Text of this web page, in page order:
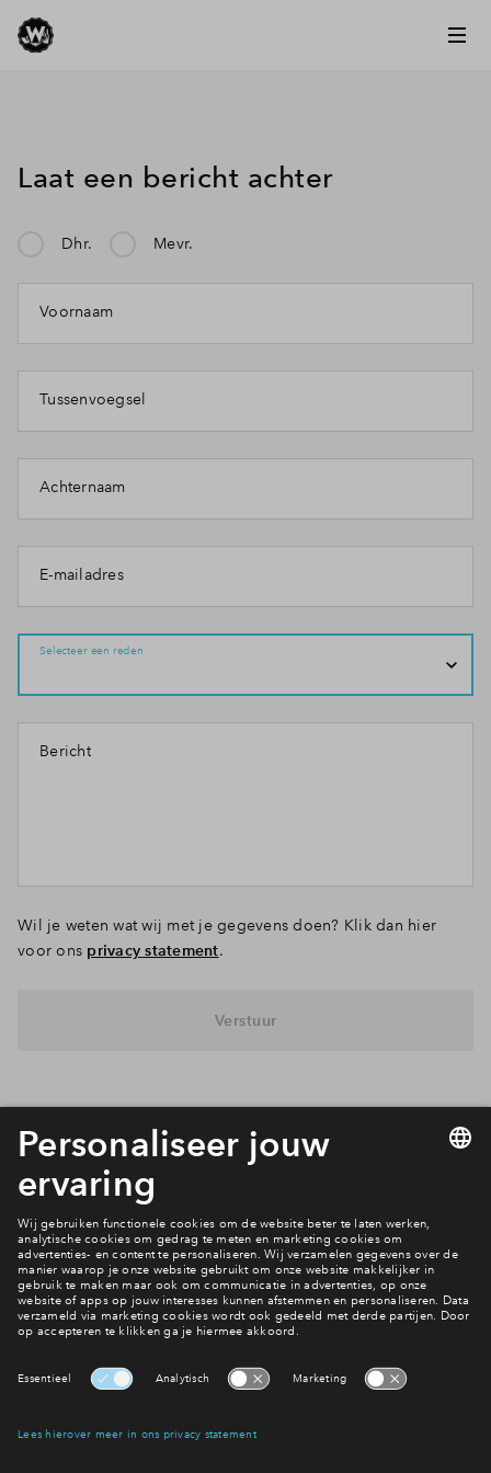
Laat een bericht achter
Dhr. Mevr.
Voornaam
Tussenvoegsel
Achternaam
E-mailadres
Selecteer een reden
Mijn klacht gaat over:
Bericht
Wil je weten wat wij met je gegevens doen? Klik dan hier
voor ons privacy statement.
Verstuur
Interesse? Meld je dan snel aan
Hiermee blijf je op de hoogte van het belangrijkste nieuws en
eventuele projecten
Ja, ik wil mij aanmelden
Heb je een vraag en wil je direct antwoord? Bel ons op